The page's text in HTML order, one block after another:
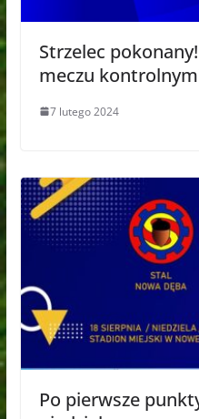
Strzelec
meczu
7 lutego 2024
Po pierwsze